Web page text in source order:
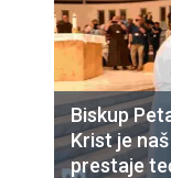
Biskup
Krist je
prestaje